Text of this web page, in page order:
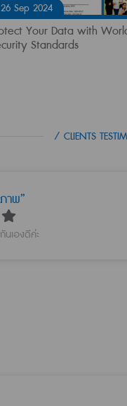
26 Sep 2024
Your Data with
Standards
/ CLIENTS
าพ”
เองดีค่ะ